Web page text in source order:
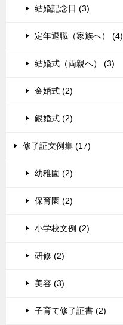
結婚記念日 (3)
定年退職（家族へ） (4)
結婚式（両親へ） (3)
金婚式 (2)
銀婚式 (2)
修了証文例集 (17)
幼稚園 (2)
保育園 (2)
小学校文例 (2)
研修 (2)
美容 (3)
子育て修了証書 (2)